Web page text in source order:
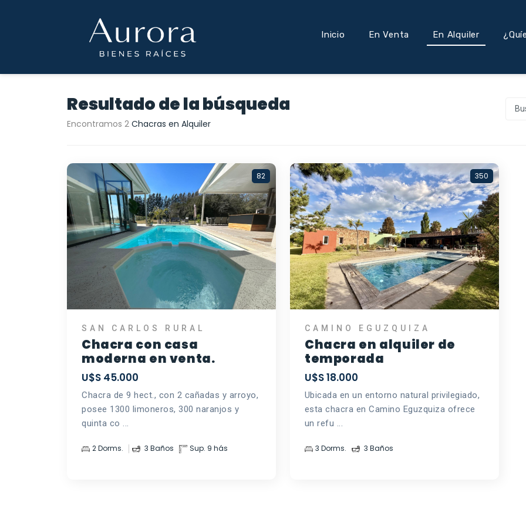
Inicio En Venta En Alquiler
Resultado de la búsqueda
Encontramos 2 Chacras en Alquiler
82
SAN CARLOS RURAL
Chacra con casa
moderna en venta.
U$S 45.000
Chacra de 9 hect., con 2 cañadas y arroyo,
posee 1300 limoneros, 300 naranjos y
quinta co ...
2 Dorms. 3 Baños Sup. 9 hás
350
CAMINO EGUZQUIZA
Chacra en alquiler de
temporada
U$S 18.000
Ubicada en un entorno natural privilegiado,
esta chacra en Camino Eguzquiza ofrece
un refu ...
3 Dorms. 3 Baños